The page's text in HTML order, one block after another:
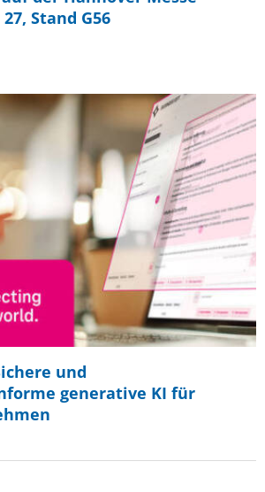
Stand G56
und
generative KI für